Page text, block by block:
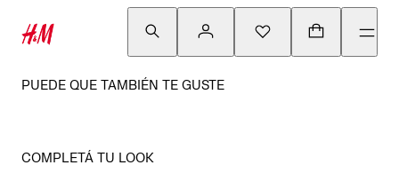
PUEDE QUE TAMBIÉN TE GUSTE
COMPLETÁ TU LOOK